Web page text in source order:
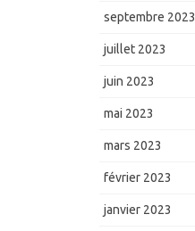
septembre 2023
juillet 2023
juin 2023
mai 2023
mars 2023
février 2023
janvier 2023